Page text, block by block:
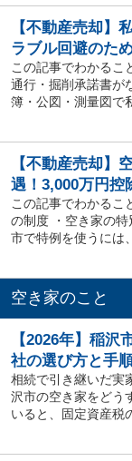
【不動産売却】
ラブル回避のた
この記事でわかるこ
通行・掘削承諾書が
簿・公図・測量図で
【不動産売却】
遇！3,000万円控
この記事でわかるこ
の制度 ・空き家の
市で特例を使うには
空き家のこと
【2026年】稲
社の選び方と手
相続で引き継いだ実
沢市の空き家をどう
いると、固定資産税